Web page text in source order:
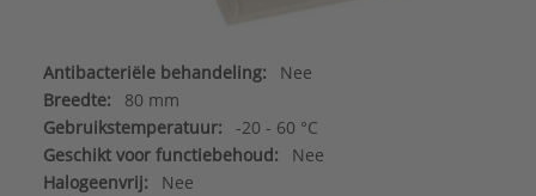
Antibacteriële behandeling:
Nee
Breedte:
80 mm
Gebruikstemperatuur:
-20 - 60 °C
Geschikt voor functiebehoud:
Nee
Halogeenvrij:
Nee